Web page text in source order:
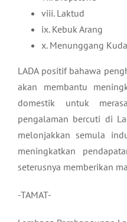
viii. Laktud
ix. Kebuk Arang
x. Menunggang Kuda
LADA positif bahawa
akan membantu
domestik untuk
pengalaman bercuti di
melonjakkan semula
meningkatkan
seterusnya memberikan
-TAMAT-